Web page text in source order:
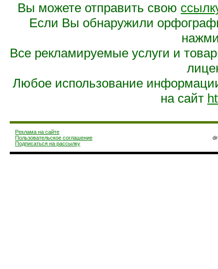
Вы можете отправить свою
Если Вы обнаружили
Все рекламируемые услуги и
Любое использование
на сайт
Реклама на сайте
Пользовательское соглашение
Подписаться на рассылку